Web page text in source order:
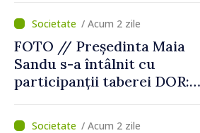
/ Acum 2 zile
FOTO // Președinta Maia
Sandu s-a întâlnit cu
participanții taberei DOR:
noastră rămâne puternică”
/ Acum 2 zile